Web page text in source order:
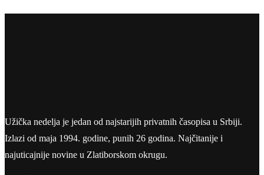
Užička nedelja je jedan od najstarijih privatnih časopisa u Srbiji.
Izlazi od maja 1994. godine, punih 26 godina. Najčitanije i
najuticajnije novine u Zlatiborskom okrugu.